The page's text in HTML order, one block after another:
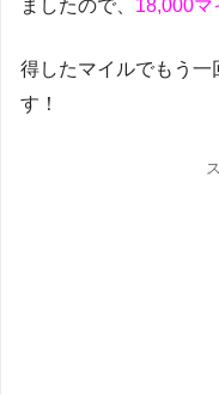
ましたので、 18,000マ
得したマイルでもう一
す！